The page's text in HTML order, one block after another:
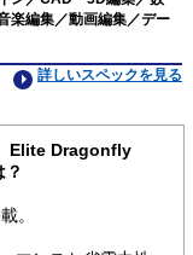
楽編集／動画編集／デー
詳しいスペックを見る
Elite Dragonfly
。